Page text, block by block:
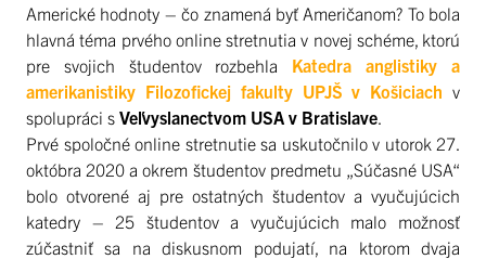
Americké hodnoty – čo znamená byť Američanom? To bola
hlavná téma prvého online stretnutia v novej schéme, ktorú
pre svojich študentov rozbehla Katedra anglistiky a
amerikanistiky Filozofickej fakulty UPJŠ v Košiciach v
spolupráci s Veľvyslanectvom USA v Bratislave
Prvé spoločné online stretnutie sa uskutočnilo v utorok 27.
októbra 2020 a okrem študentov predmetu „Súčasné USA“
bolo otvorené aj pre ostatných študentov a vyučujúcich
katedry – 25 študentov a vyučujúcich malo možnosť
zúčastniť sa na diskusnom podujatí, na ktorom dvaja